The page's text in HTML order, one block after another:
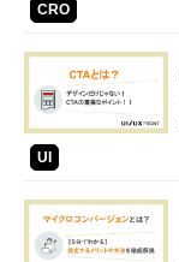
CRO
UI